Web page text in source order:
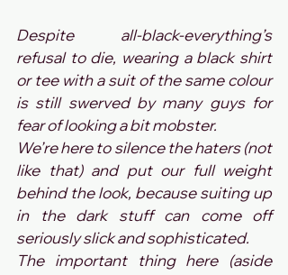
Despite all-black-everything’s
refusal to die, wearing a black shirt
or tee with a suit of the same colour
is still swerved by many guys for
fear of looking a bit mobster.
We’re here to silence the haters (not
like that) and put our full weight
behind the look, because suiting up
in the dark stuff can come off
seriously slick and sophisticated.
The important thing here (aside